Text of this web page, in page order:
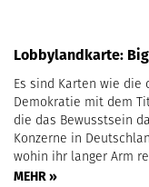
Lobbylandkarte:
Es sind Karten wie
Demokratie mit dem
die das Bewusstsein
Konzerne in
wohin ihr langer Arm
MEHR »